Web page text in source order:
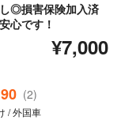
◎損害保険加入済
心です！
¥7,000
(2)
/ 外国車